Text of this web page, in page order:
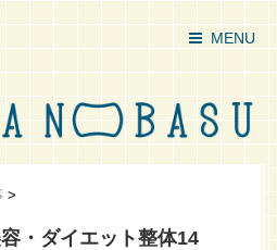
MENU
>
・ダイエット整体14